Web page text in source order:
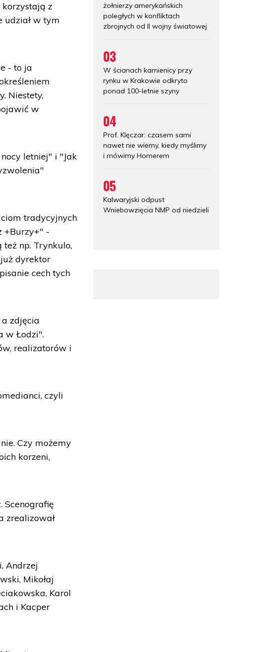
korzystają z
udział w tym
- to ja
Niestety,
w
letniej" i "Jak
tradycyjnych
+Burzy+" -
też np. Trynkulo,
dyrektor
cech tych
a zdjęcia
w Łodzi".
realizatorów i
czyli
Czy możemy
korzeni,
Scenografię
zrealizował
Andrzej
Mikołaj
Karol
i Kacper
żołnierzy amerykańskich
poległych w konfliktach
zbrojnych od II wojny światowej
03
W ścianach kamienicy przy
rynku w Krakowie odkryto
ponad 100-letnie szyny
04
Prof. Klęczar: czasem sami
nawet nie wiemy, kiedy myślimy
i mówimy Homerem
05
Kalwaryjski odpust
Wniebowzięcia NMP od niedzieli